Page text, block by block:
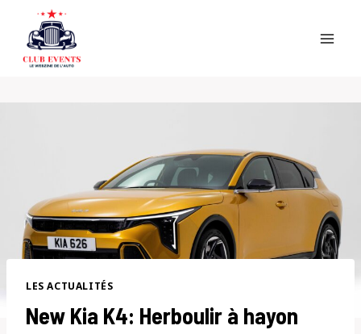
content
LES ACTUALITÉS
New Kia K4: Herboulir à hayon